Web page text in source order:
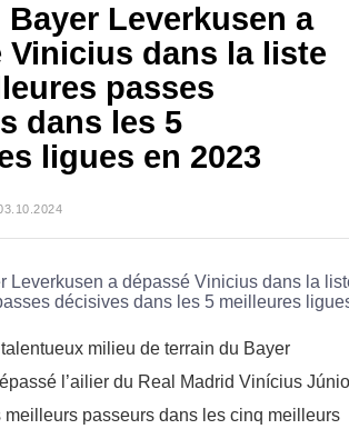
Leverkusen a
Vinicius dans la liste
passes
dans les 5
ligues en 2023
milieu de terrain du Bayer
l’ailier du Real Madrid Vinícius
meilleurs passeurs dans les cinq meilleurs